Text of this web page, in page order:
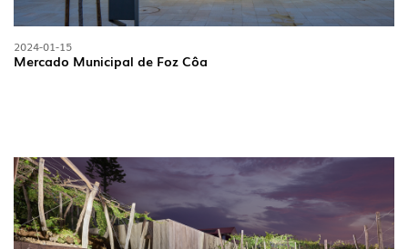
2024-01-15
Mercado Municipal de Foz Côa